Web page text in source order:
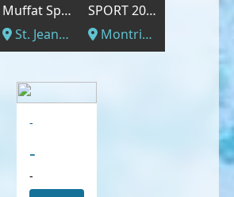
Muffat Sports
St. Jean d´Aulps, Hochsavoyen
SPORT 2000 ARDENT SPORTS
Montriond, Hochsavoyen
-
-
-